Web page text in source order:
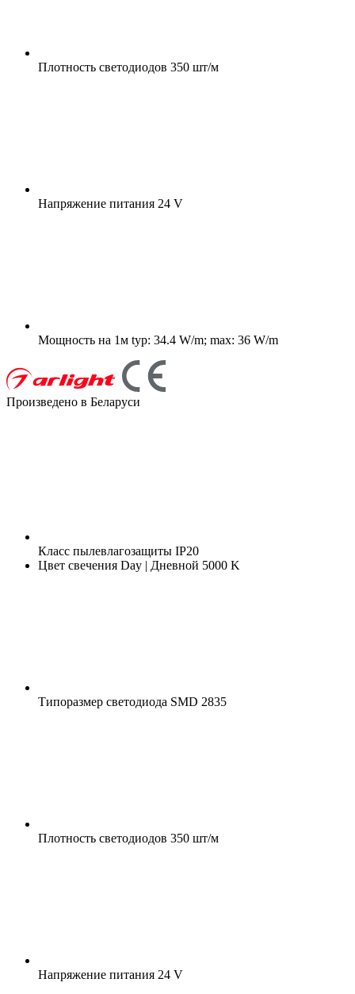
Плотность светодиодов 350 шт/м
Напряжение питания 24 V
Мощность на 1м typ: 34.4 W/m; max: 36 W/m
Произведено в Беларуси
Класс пылевлагозащиты IP20
Цвет свечения Day | Дневной 5000 K
Типоразмер светодиода SMD 2835
Плотность светодиодов 350 шт/м
Напряжение питания 24 V